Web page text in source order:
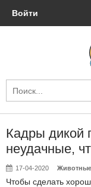
Войти
Кадры дикой
неудачные,
17-04-2020 Животные
Чтобы сделать